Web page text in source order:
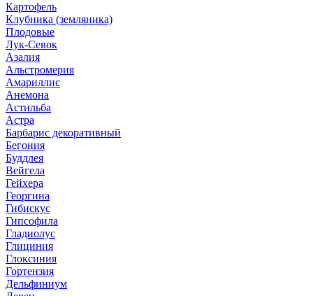
Картофель
Клубника (земляника)
Плодовые
Лук-Севок
Азалия
Альстромерия
Амариллис
Анемона
Астильба
Астра
Барбарис декоративный
Бегония
Буддлея
Вейгела
Гейхера
Георгина
Гибискус
Гипсофила
Гладиолус
Глициния
Глоксиния
Гортензия
Дельфиниум